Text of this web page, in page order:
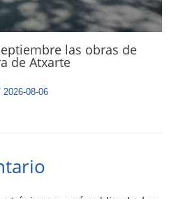
las obras de
de Atxarte
2026-08-06